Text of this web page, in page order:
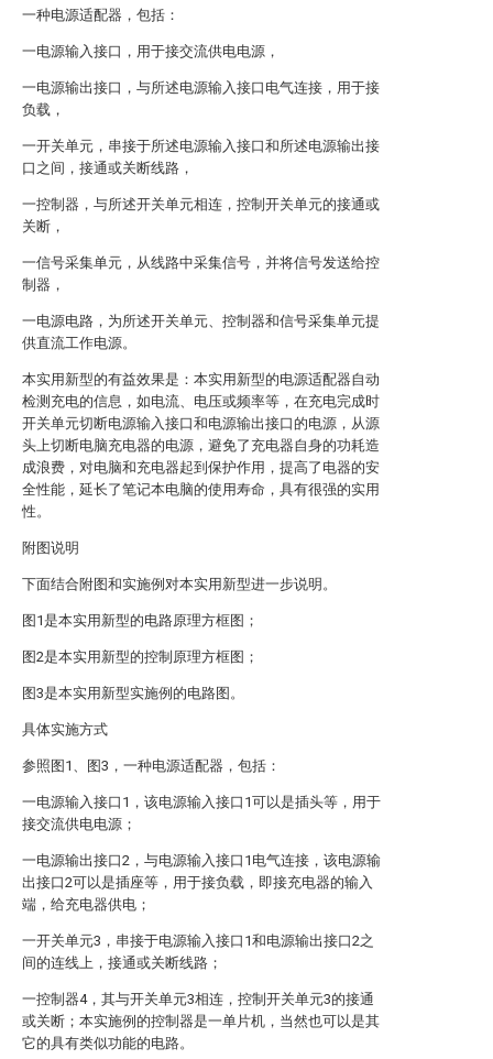
一种电源适配器，包括：
一电源输入接口，用于接交流供电电源，
一电源输出接口，与所述电源输入接口电气连接，用于接
负载，
一开关单元，串接于所述电源输入接口和所述电源输出接
口之间，接通或关断线路，
一控制器，与所述开关单元相连，控制开关单元的接通或
关断，
一信号采集单元，从线路中采集信号，并将信号发送给控
制器，
一电源电路，为所述开关单元、控制器和信号采集单元提
供直流工作电源。
本实用新型的有益效果是：本实用新型的电源适配器自动
检测充电的信息，如电流、电压或频率等，在充电完成时
开关单元切断电源输入接口和电源输出接口的电源，从源
头上切断电脑充电器的电源，避免了充电器自身的功耗造
成浪费，对电脑和充电器起到保护作用，提高了电器的安
全性能，延长了笔记本电脑的使用寿命，具有很强的实用
性。
附图说明
下面结合附图和实施例对本实用新型进一步说明。
图1是本实用新型的电路原理方框图；
图2是本实用新型的控制原理方框图；
图3是本实用新型实施例的电路图。
具体实施方式
参照图1、图3，一种电源适配器，包括：
一电源输入接口1，该电源输入接口1可以是插头等，用于
接交流供电电源；
一电源输出接口2，与电源输入接口1电气连接，该电源输
出接口2可以是插座等，用于接负载，即接充电器的输入
端，给充电器供电；
一开关单元3，串接于电源输入接口1和电源输出接口2之
间的连线上，接通或关断线路；
一控制器4，其与开关单元3相连，控制开关单元3的接通
或关断；本实施例的控制器是一单片机，当然也可以是其
它的具有类似功能的电路。